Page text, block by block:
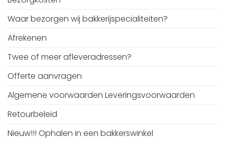
Waar bezorgen wij bakkerijspecialiteiten?
Afrekenen
Twee of meer afleveradressen?
Offerte aanvragen
Algemene voorwaarden Leveringsvoorwaarden
Retourbeleid
Nieuw!!! Ophalen in een bakkerswinkel